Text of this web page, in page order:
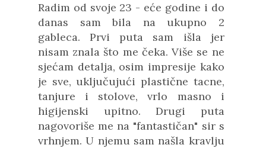
Radim od svoje 23 - eće godine i do
danas sam bila na ukupno 2
gableca. Prvi puta sam išla jer
nisam znala što me čeka. Više se ne
sjećam detalja, osim impresije kako
je sve, uključujući plastične tacne,
tanjure i stolove, vrlo masno i
higijenski upitno. Drugi puta
nagovoriše me na "fantastičan" sir s
vrhnjem. U njemu sam našla kravlju